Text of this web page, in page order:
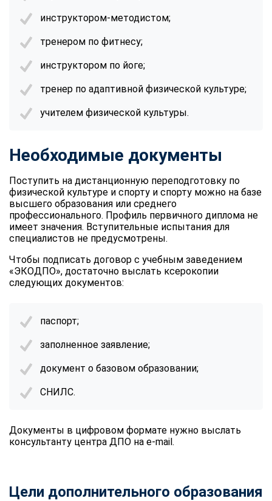
инструктором-методистом;
тренером по фитнесу;
инструктором по йоге;
тренер по адаптивной физической культуре;
учителем физической культуры.
Необходимые документы
Поступить на дистанционную переподготовку по
физической культуре и спорту и спорту можно на базе
высшего образования или среднего
профессионального. Профиль первичного диплома не
имеет значения. Вступительные испытания для
специалистов не предусмотрены.
Чтобы подписать договор с учебным заведением
«ЭКОДПО», достаточно выслать ксерокопии
следующих документов:
паспорт;
заполненное заявление;
документ о базовом образовании;
СНИЛС.
Документы в цифровом формате нужно выслать
консультанту центра ДПО на e-mail.
Цели дополнительного образования